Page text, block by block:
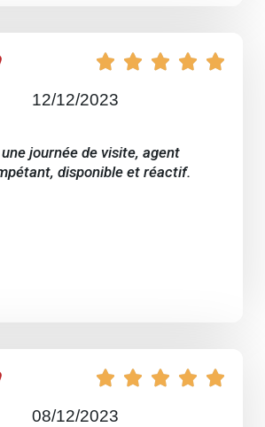
    
12/12/2023
journée de visite, agent
disponible et réactif.
    
08/12/2023